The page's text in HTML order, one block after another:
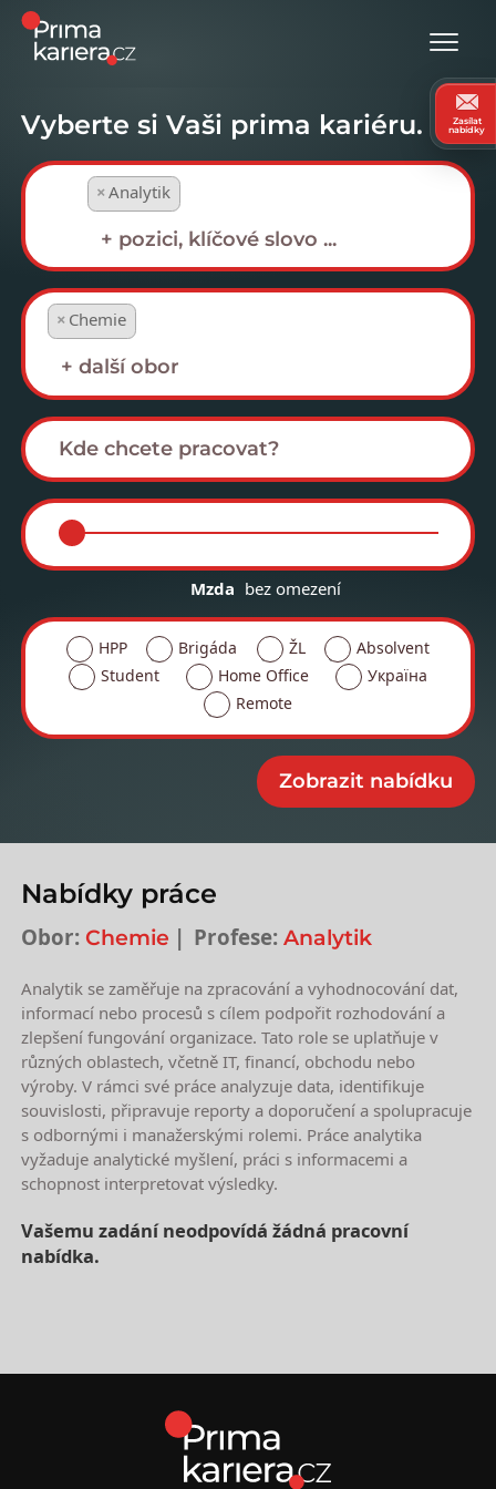
Vyberte si Vaši prima kariéru.
×Analytik
× Chemie
Mzda bez omezení
HPP Brigáda ŽL
Absolvent
Student
Home Office
Україна
Remote
Nabídky práce
Obor: Chemie Profese: Analytik
Analytik se zaměřuje na zpracování a vyhodnocování dat,
informací nebo procesů s cílem podpořit rozhodování a
zlepšení fungování organizace. Tato role se uplatňuje v
různých oblastech, včetně IT, financí, obchodu nebo
výroby. V rámci své práce analyzuje data, identifikuje
souvislosti, připravuje reporty a doporučení a spolupracuje
s odbornými i manažerskými rolemi. Práce analytika
vyžaduje analytické myšlení, práci s informacemi a
schopnost interpretovat výsledky.
Vašemu zadání neodpovídá žádná pracovní
nabídka.
Zasílat
nabídky